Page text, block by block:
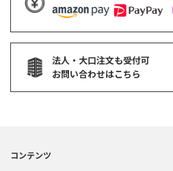
法人・大口注文も受付可
お問い合わせはこちら
コンテンツ